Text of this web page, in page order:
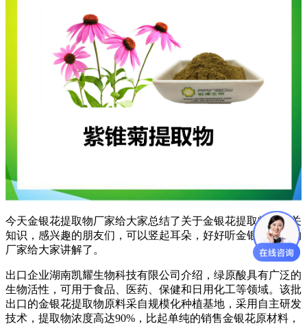
今天金银花提取物厂家给大家总结了关于金银花提取物的相关
知识，感兴趣的朋友们，可以竖起耳朵，好好听金银花提取物
厂家给大家讲解了。
出口企业湖南凯耀生物科技有限公司介绍，绿原酸具有广泛的
生物活性，可用于食品、医药、保健和日用化工等领域。该批
出口的金银花提取物原料采自规模化种植基地，采用自主研发
技术，提取物浓度高达90%，比起单纯的销售金银花原材料，